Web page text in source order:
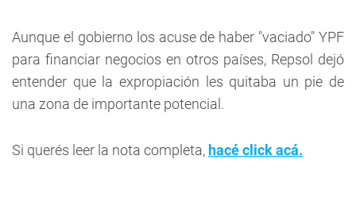
Aunque el gobierno los acuse de haber "vaciado" YPF
para financiar negocios en otros países, Repsol dejó
entender que la expropiación les quitaba un pie de
una zona de importante potencial.
Si querés leer la nota completa, hacé click acá.